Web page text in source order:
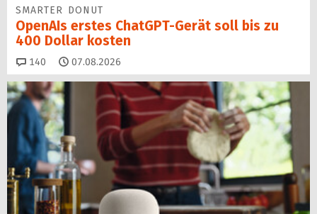
SMARTER DONUT
OpenAIs erstes ChatGPT-Gerät soll bis zu
400 Dollar kosten
140 Kommentare
07.08.2026